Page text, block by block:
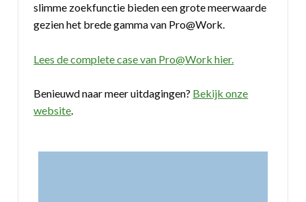
slimme zoekfunctie bieden een grote meerwaarde
gezien het brede gamma van Pro@Work.
Lees de complete case van Pro@Work hier.
Benieuwd naar meer uitdagingen? Bekijk onze
website.